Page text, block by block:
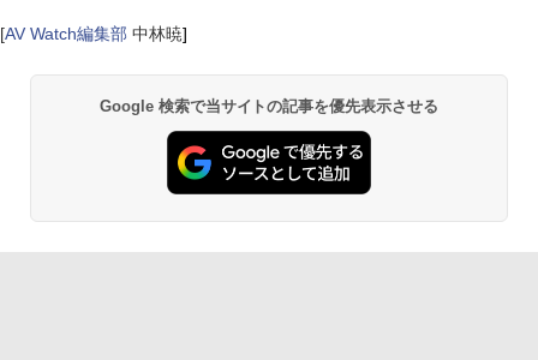
[AV Watch編集部 中林暁]
Google 検索で当サイトの記事を優先表示させる